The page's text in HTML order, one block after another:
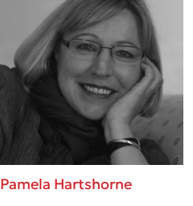
Pamela Hartshorne